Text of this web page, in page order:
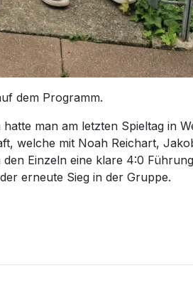
dem Programm.
man am letzten Spieltag in
welche mit Noah Reichart,
Einzeln eine klare 4:0
erneute Sieg in der Gruppe.